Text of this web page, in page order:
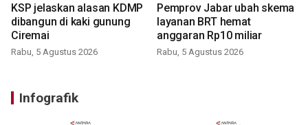
KSP jelaskan alasan KDMP
dibangun di kaki gunung
Ciremai
Rabu, 5 Agustus 2026
Pemprov Jabar ubah skema
layanan BRT hemat
anggaran Rp10 miliar
Rabu, 5 Agustus 2026
Infografik